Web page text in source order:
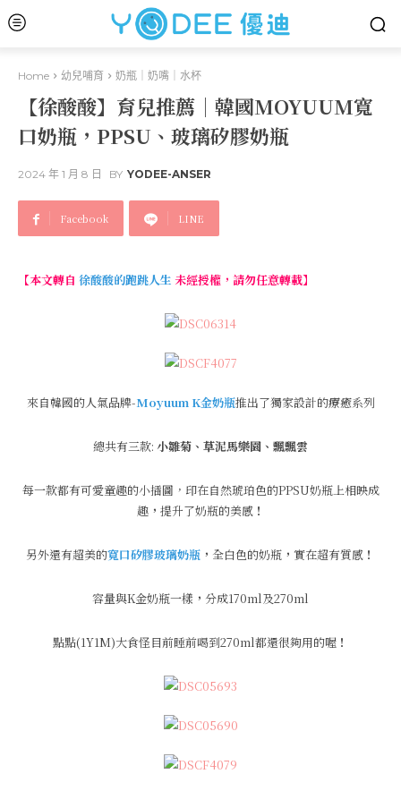
Home 幼兒哺育 奶瓶｜奶嘴｜水杯
【徐酸酸】育兒推薦｜韓國MOYUUM寬
口奶瓶，PPSU、玻璃矽膠奶瓶
2024 年 1 月 8 日 BY YODEE-ANSER
Facebook LINE
【本文轉自 徐酸酸的跑跳人生 未經授權，請勿任意轉載】
來自韓國的人氣品牌-Moyuum K金奶瓶推出了獨家設計的療癒系列
總共有三款: 小雛菊、草泥馬樂園、飄飄雲
每一款都有可愛童趣的小插圖，印在自然琥珀色的PPSU奶瓶上相映成
趣， 提升了奶瓶的美感！
另外還有超美的寬口矽膠玻璃奶瓶 ， 全白色的奶瓶 ， 實在超有質感 ！
容量與K金奶瓶一樣 ， 分成170ml及270ml
點點(1Y1M)大食怪目前睡前喝到270ml都還很夠用的喔 ！